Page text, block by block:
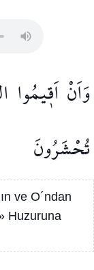
وَاَنْاَق۪يمُوا
تُحْشَرُونَ
ve O´ndan
Huzuruna